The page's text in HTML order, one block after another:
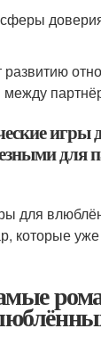
развитию
игры
для
для
которые